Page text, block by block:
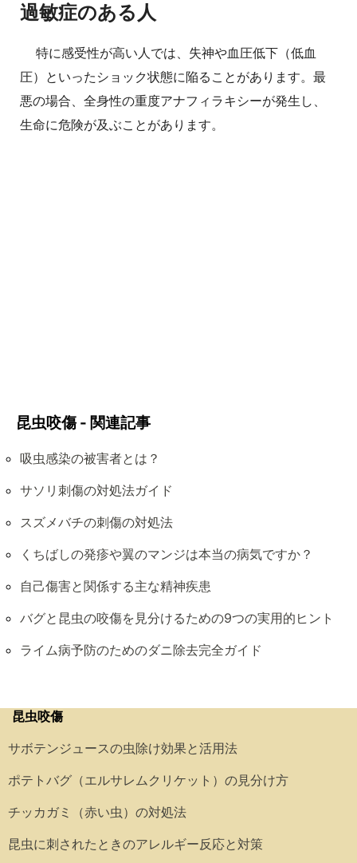
過敏症のある人
特に感受性が高い人では、失神や血圧低下（低血
圧）といったショック状態に陥ることがあります。最
悪の場合、全身性の重度アナフィラキシーが発生し、
生命に危険が及ぶことがあります。
昆虫咬傷 - 関連記事
吸虫感染の被害者とは？
サソリ刺傷の対処法ガイド
スズメバチの刺傷の対処法
くちばしの発疹や翼のマンジは本当の病気ですか？
自己傷害と関係する主な精神疾患
バグと昆虫の咬傷を見分けるための9つの実用的ヒント
ライム病予防のためのダニ除去完全ガイド
昆虫咬傷
サボテンジュースの虫除け効果と活用法
ポテトバグ（エルサレムクリケット）の見分け方
チッカガミ（赤い虫）の対処法
昆虫に刺されたときのアレルギー反応と対策